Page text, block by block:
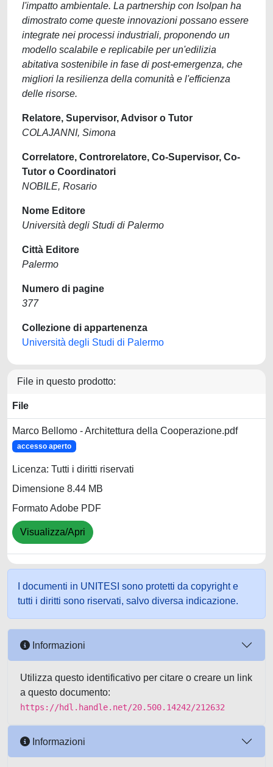
l'impatto ambientale. La partnership con Isolpan ha
dimostrato come queste innovazioni possano essere
integrate nei processi industriali, proponendo un
modello scalabile e replicabile per un'edilizia
abitativa sostenibile in fase di post-emergenza, che
migliori la resilienza della comunità e l'efficienza
delle risorse.
Relatore, Supervisor, Advisor o Tutor
COLAJANNI, Simona
Correlatore, Controrelatore, Co-Supervisor, Co-
Tutor o Coordinatori
NOBILE, Rosario
Nome Editore
Università degli Studi di Palermo
Città Editore
Palermo
Numero di pagine
377
Collezione di appartenenza
Università degli Studi di Palermo
File in questo prodotto:
File
Marco Bellomo - Architettura della Cooperazione.pdf
accesso aperto
Licenza: Tutti i diritti riservati
Dimensione 8.44 MB
Formato Adobe PDF
Visualizza/Apri
I documenti in UNITESI sono protetti da copyright e
tutti i diritti sono riservati, salvo diversa indicazione.
Informazioni
Utilizza questo identificativo per citare o creare un link
a questo documento:
https://hdl.handle.net/20.500.14242/212632
Informazioni